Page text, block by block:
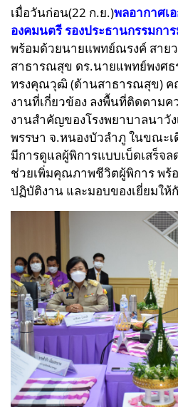
เมื่อวันก่อน(22 ก.ย.)พลอากาศเ
องคมนตรี รองประธานกรรมกา
พร้อมด้วยนายแพทย์ณรงค์ สายว
สาธารณสุข ดร.นายแพทย์พงศ
ทรงคุณวุฒิ (ด้านสาธารณสุข) ค
งานที่เกี่ยวข้อง ลงพื้นที่ติดตาม
งานสำคัญของโรงพยาบาลนาวัง
พรรษา จ.หนองบัวลำภู ในขณะ
มีการดูแลผู้พิการแบบเบ็ดเสร็จ
ช่วยเพิ่มคุณภาพชีวิตผู้พิการ พร้
ปฏิบัติงาน และมอบของเยี่ยมให้